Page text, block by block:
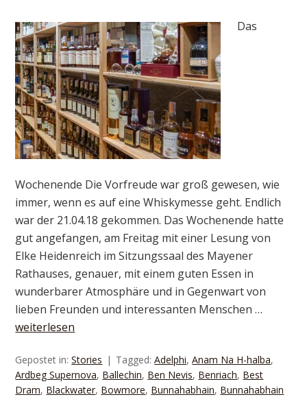
Das
Wochenende Die Vorfreude war groß gewesen, wie
immer, wenn es auf eine Whiskymesse geht. Endlich
war der 21.04.18 gekommen. Das Wochenende hatte
gut angefangen, am Freitag mit einer Lesung von
Elke Heidenreich im Sitzungssaal des Mayener
Rathauses, genauer, mit einem guten Essen in
wunderbarer Atmosphäre und in Gegenwart von
lieben Freunden und interessanten Menschen …
weiterlesen
Gepostet in:Stories Tagged:Adelphi,Anam Na H-halba,
Ardbeg Supernova, Ballechin, Ben Nevis, Benriach, Best
Dram, Blackwater, Bowmore, Bunnahabhain, Bunnahabhain